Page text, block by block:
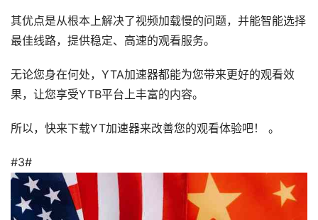
其优点是从根本上解决了视频加载慢的问题，并能智能选择
最佳线路，提供稳定、高速的观看服务。
无论您身在何处，YTA加速器都能为您带来更好的观看效
果，让您享受YTB平台上丰富的内容。
所以，快来下载YT加速器来改善您的观看体验吧！ 。
#3#